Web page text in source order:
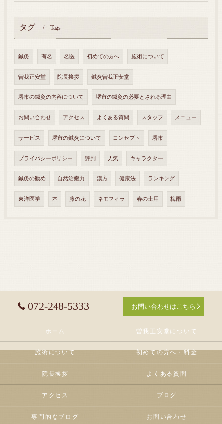
タグ Tags
鍼灸 有名 名医 初めての方へ 施術について
曽我正安堂 院長挨拶 鍼灸曽我正安堂
堺市の鍼灸の内容について 堺市の鍼灸の必要とされる理由
お問い合わせ アクセス よくある質問 スタッフ メニュー
サービス 堺市の鍼灸について コンセプト 堺市
プライバシーポリシー 評判 人気 キャラクター
鍼灸の勧め 自然治癒力 漢方 健康法 ランキング
東洋医学 本 藤の花 ネモフィラ 春の土用 梅雨
072-248-5333 お問い合わせはこちら
ホーム 曽我正安堂について
施術について 初めての方へ・料金
院長挨拶 よくある質問
アクセス ブログ
専門的なブログ お問い合わせ